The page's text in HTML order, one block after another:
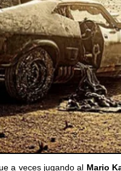
a veces jugando al Mario